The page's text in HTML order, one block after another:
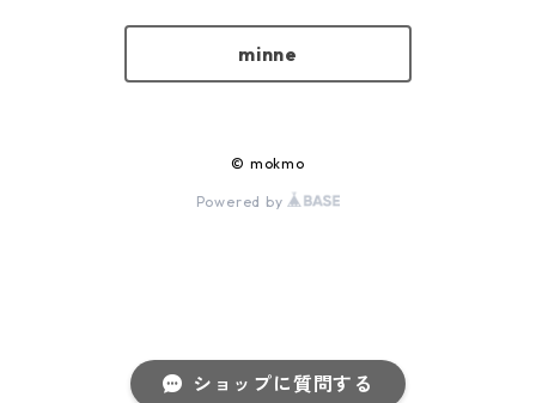
ショップに質問する
minne
© mokmo
Powered by